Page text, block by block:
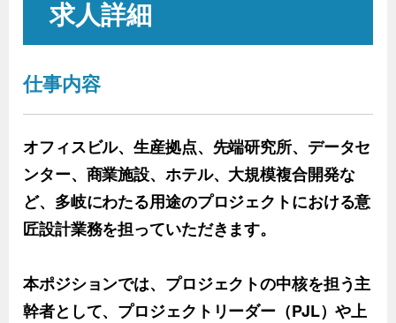
求人詳細
仕事内容
オフィスビル、生産拠点、先端研究所、データセ
ンター、商業施設、ホテル、大規模複合開発な
ど、多岐にわたる用途のプロジェクトにおける意
匠設計業務を担っていただきます。
本ポジションでは、プロジェクトの中核を担う主
幹者として、プロジェクトリーダー（PJL）や上